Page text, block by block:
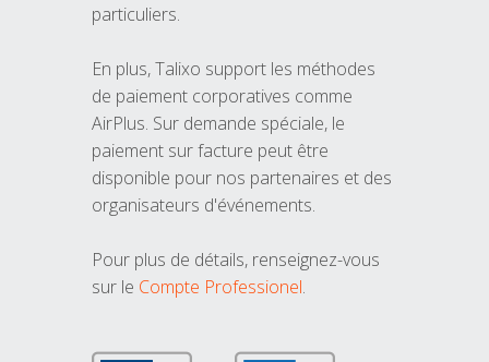
particuliers.
En plus, Talixo support les méthodes
de paiement corporatives comme
AirPlus. Sur demande spéciale, le
paiement sur facture peut être
disponible pour nos partenaires et des
organisateurs d'événements.
Pour plus de détails, renseignez-vous
sur le Compte Professionel.